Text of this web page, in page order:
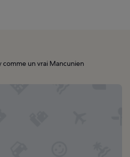
comme un vrai Mancunien